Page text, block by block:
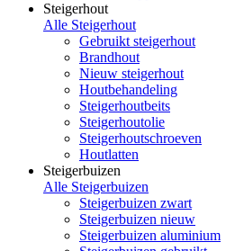
Steigerhout
Alle Steigerhout
Gebruikt steigerhout
Brandhout
Nieuw steigerhout
Houtbehandeling
Steigerhoutbeits
Steigerhoutolie
Steigerhoutschroeven
Houtlatten
Steigerbuizen
Alle Steigerbuizen
Steigerbuizen zwart
Steigerbuizen nieuw
Steigerbuizen aluminium